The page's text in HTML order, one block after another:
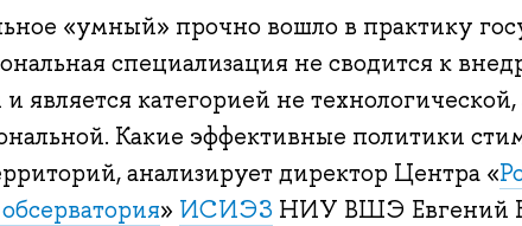
«умный» прочно вошло в практику
специализация не сводится к
является категорией не технологической,
Какие эффективные политики
анализирует директор Центра «
» ИСИЭЗ НИУ ВШЭ Евгений